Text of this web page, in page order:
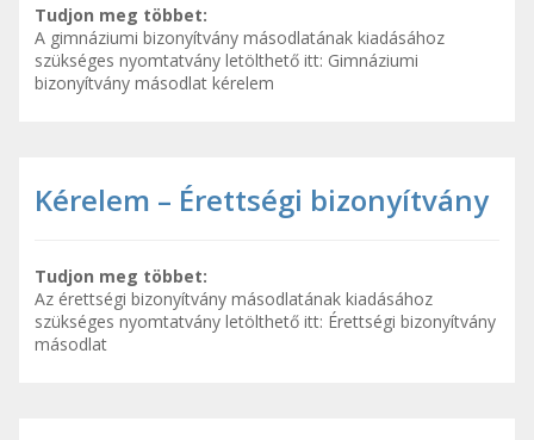
Tudjon meg többet:
A gimnáziumi bizonyítvány másodlatának kiadásához
szükséges nyomtatvány letölthető itt: Gimnáziumi
bizonyítvány másodlat kérelem
Kérelem – Érettségi bizonyítvány
Tudjon meg többet:
Az érettségi bizonyítvány másodlatának kiadásához
szükséges nyomtatvány letölthető itt: Érettségi bizonyítvány
másodlat